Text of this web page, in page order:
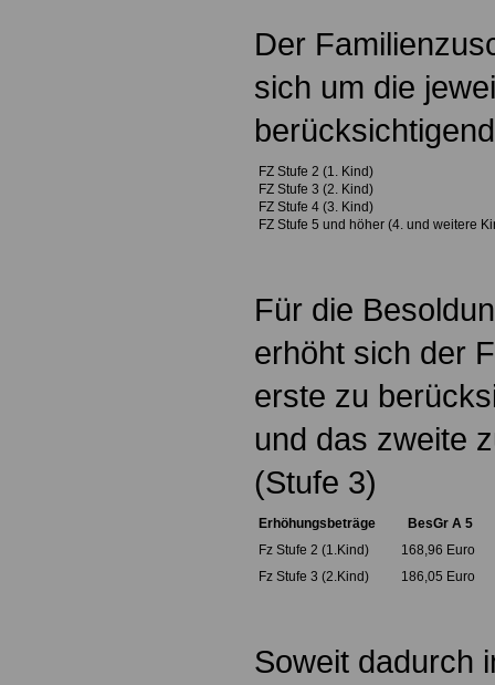
Der
sich um die
FZ Stufe 2 (1. Kind)
FZ Stufe 3 (2. Kind)
FZ Stufe 4 (3. Kind)
FZ Stufe 5 und höher (4. und weitere
Für die
erhöht sich der
erste zu
und das zweite
(Stufe 3)
Erhöhungsbeträge
BesGr A 5
Fz Stufe 2 (1.Kind)
168,96 Euro
Fz Stufe 3 (2.Kind)
186,05 Euro
Soweit dadurch